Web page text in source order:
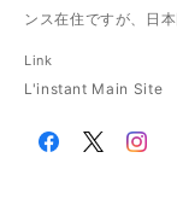
ンス在住ですが、日
Link
L'instant Main Site